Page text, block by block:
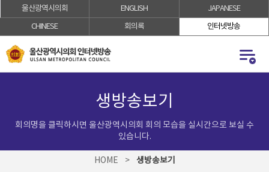
가
가
울산광역시의회 ENGLISH
JAPANESE
CHINESE
회의록 인터넷방송
생방송보기
회의명을 클릭하시면 울산광역시의회 회의 모습을 실시간으로 보실 수
있습니다.
HOME > 생방송보기